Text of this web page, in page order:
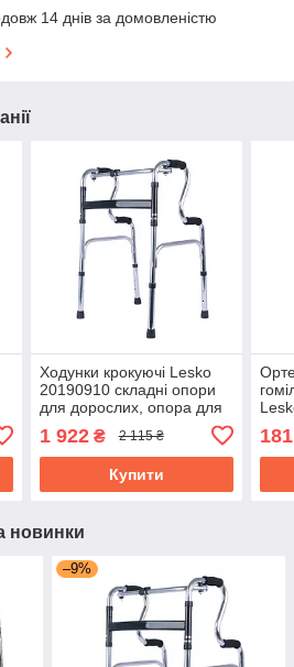
14 днів за домовленістю
Ходунки крокуючі Lesko
20190910 складні опори
для дорослих, опора для
ходьби, для літніх людей
1 922₴ 2 115 ₴
Купити
181
новинки
–9%